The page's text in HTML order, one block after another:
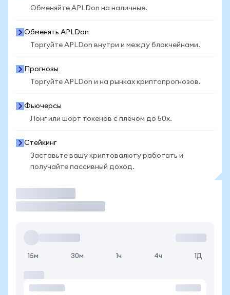
Обменяйте APLDon на наличные.
Обменять APLDon
Торгуйте APLDon внутри и между блокчейнами.
Прогнозы
Торгуйте APLDon и на рынках криптопрогнозов.
Фьючерсы
Лонг или шорт токенов с плечом до 50x.
Стейкинг
Заставьте вашу криптовалюту работать и
получайте пассивный доход.
15м 30м 1ч 4ч 1Д